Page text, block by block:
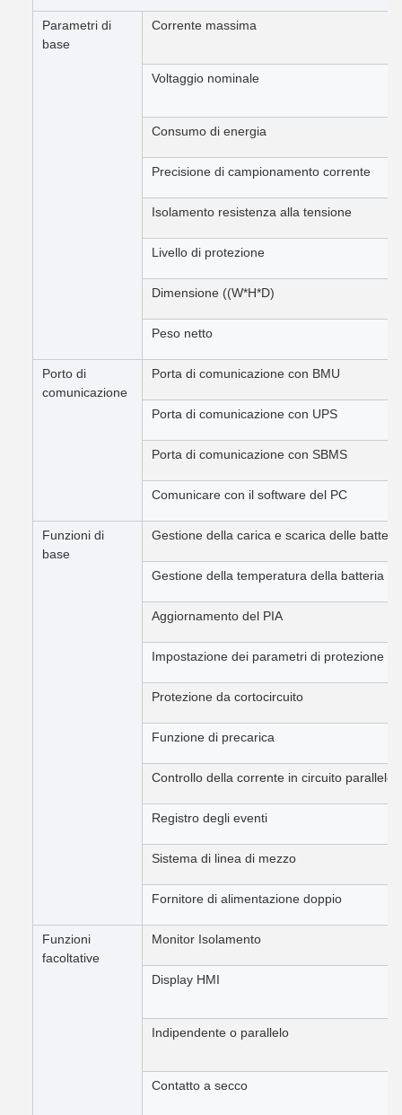
Parametri di
base
Corrente massima
Voltaggio nominale
Consumo di energia
Precisione di campionamento corrente
Isolamento resistenza alla tensione
Livello di protezione
Dimensione ((W*H*D)
Peso netto
Porto di
comunicazione
Porta di comunicazione con BMU
Porta di comunicazione con UPS
Porta di comunicazione con SBMS
Comunicare con il software del PC
Funzioni di
base
Gestione della carica e scarica delle batterie
Gestione della temperatura della batteria
Aggiornamento del PIA
Impostazione dei parametri di protezione
Protezione da cortocircuito
Funzione di precarica
Controllo della corrente in circuito parallelo
Registro degli eventi
Sistema di linea di mezzo
Fornitore di alimentazione doppio
Funzioni
facoltative
Monitor Isolamento
Display HMI
Indipendente o parallelo
Contatto a secco